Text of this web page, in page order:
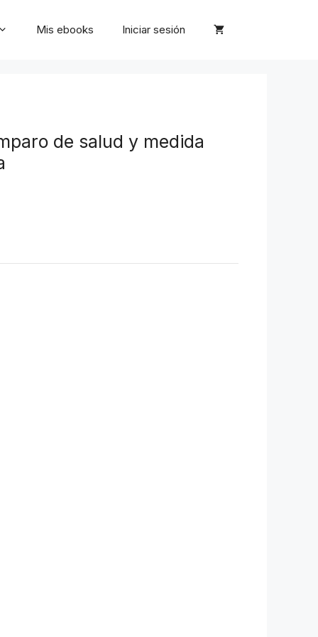
Mis ebooks Iniciar sesión
de salud y medida